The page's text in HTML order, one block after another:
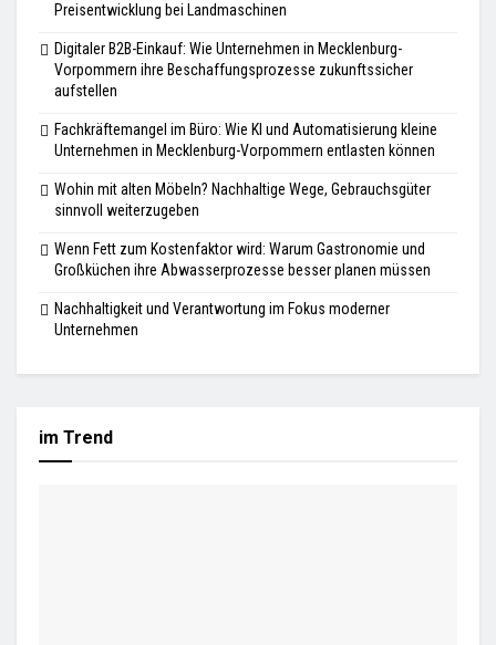
Preisentwicklung bei Landmaschinen
Digitaler B2B-Einkauf: Wie Unternehmen in Mecklenburg-
Vorpommern ihre Beschaffungsprozesse zukunftssicher
aufstellen
Fachkräftemangel im Büro: Wie KI und Automatisierung kleine
Unternehmen in Mecklenburg-Vorpommern entlasten können
Wohin mit alten Möbeln? Nachhaltige Wege, Gebrauchsgüter
sinnvoll weiterzugeben
Wenn Fett zum Kostenfaktor wird: Warum Gastronomie und
Großküchen ihre Abwasserprozesse besser planen müssen
Nachhaltigkeit und Verantwortung im Fokus moderner
Unternehmen
im Trend